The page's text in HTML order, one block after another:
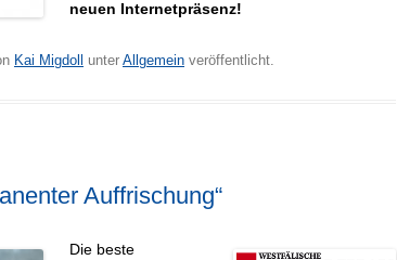
neuen Internetpräsenz!
Kai Migdoll unter Allgemein veröffentlicht.
Auffrischung“
Die beste